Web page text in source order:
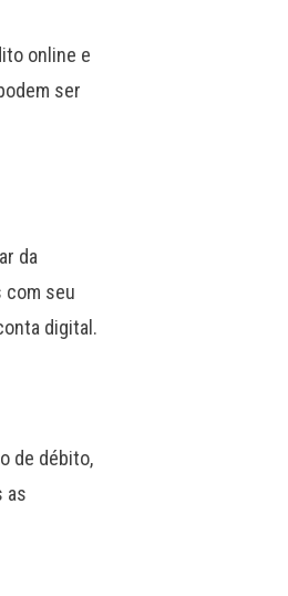
online e
ser
da
com seu
digital.
de débito,
as